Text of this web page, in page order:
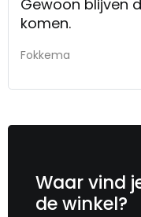
Gewoon blijven
komen.
Fokkema
Waar vind
de winkel?